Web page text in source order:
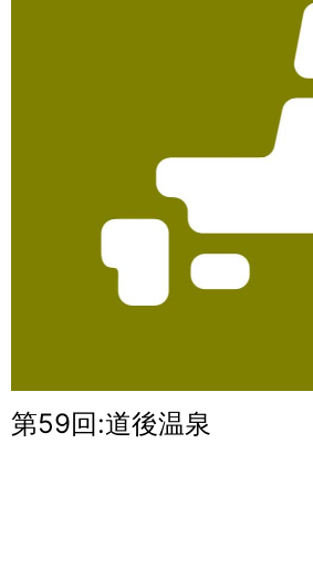
第59回:道後温泉